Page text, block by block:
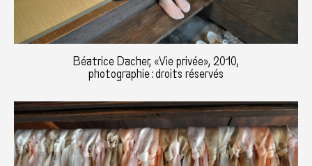
Béatrice Dacher, «Vie privée», 2010,
photographie : droits réservés